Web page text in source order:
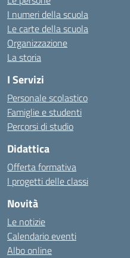
I numeri della scuola
Le carte della scuola
Organizzazione
La storia
I Servizi
Personale scolastico
Famiglie e studenti
Percorsi di studio
Didattica
Offerta formativa
I progetti delle classi
Novità
Le notizie
Calendario eventi
Albo online